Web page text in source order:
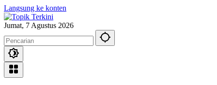
Langsung ke konten
Jumat, 7 Agustus 2026